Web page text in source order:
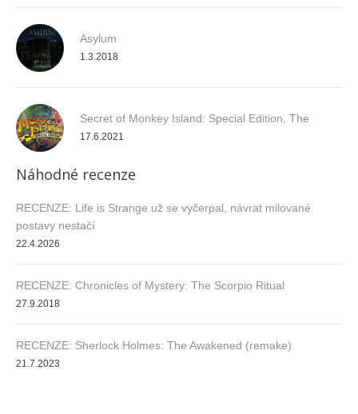
Asylum
1.3.2018
Secret of Monkey Island: Special Edition, The
17.6.2021
Náhodné recenze
RECENZE: Life is Strange už se vyčerpal, návrat milované
postavy nestačí
22.4.2026
RECENZE: Chronicles of Mystery: The Scorpio Ritual
27.9.2018
RECENZE: Sherlock Holmes: The Awakened (remake)
21.7.2023